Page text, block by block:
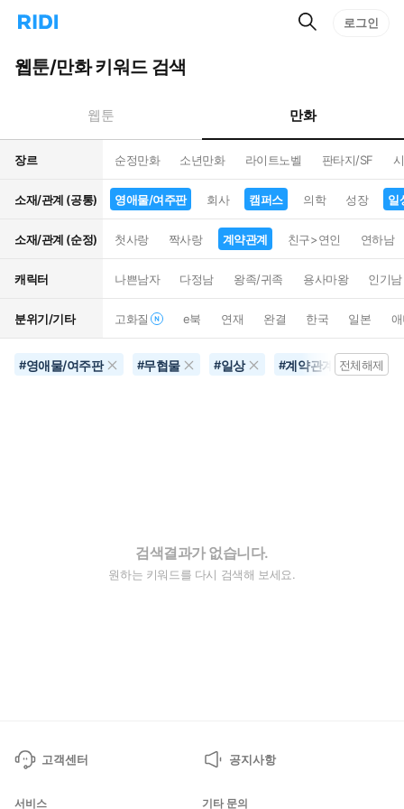
리
홈
으
턴
트
검
로그인
웹툰/만화 키워드 검색
웹툰 만화
장르 순정만화 소년만화 라이트노벨 판타지/SF
소재/관계 (공통) 영애물/여주판 회사 캠퍼스 의학 성장 일
소재/관계 (순정) 첫사랑 짝사랑 계약관계 친구>연인 연하남
캐릭터 나쁜남자 다정남 왕족/귀족 용사마왕 인기남
분위기/기타 고화질 e북 연재 완결 한국 일본
#영애물/여주판 #무협물 #일상 #계약관계 #별점
전체해제
검색결과가 없습니다.
원하는 키워드를 다시 검색해 보세요.
고객센터 공지사항
서비스 기타 문의